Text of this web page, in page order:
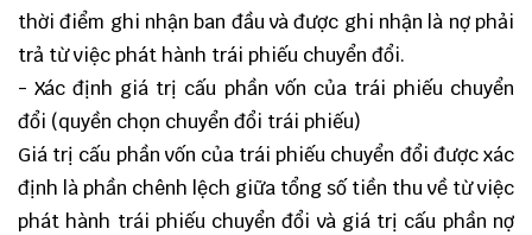
thời điểm ghi nhận ban đầu và được ghi nhận là nợ phải
trả từ việc phát hành trái phiếu chuyển đổi.
- Xác định giá trị cấu phần vốn của trái phiếu chuyển
đổi (quyền chọn chuyển đổi trái phiếu)
Giá trị cấu phần vốn của trái phiếu chuyển đổi được xác
định là phần chênh lệch giữa tổng số tiền thu về từ việc
phát hành trái phiếu chuyển đổi và giá trị cấu phần nợ